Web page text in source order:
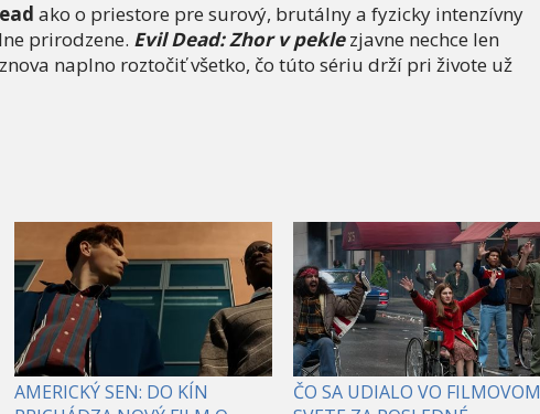
ako o priestore pre surový, brutálny a fyzicky intenzívny
prirodzene. Evil Dead: Zhor v peklezjavne nechce len
naplno roztočiť všetko, čo túto sériu drží pri živote už
AMERICKÝ SEN: DO KÍN
ČO SA UDIALO VO FILMOVOM